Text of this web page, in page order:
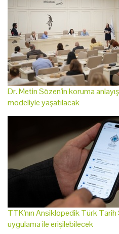
Dr. Metin Sözen'in koruma
modeliyle yaşatılacak
TTK'nın Ansiklopedik Türk Tarih
uygulama ile erişilebilecek